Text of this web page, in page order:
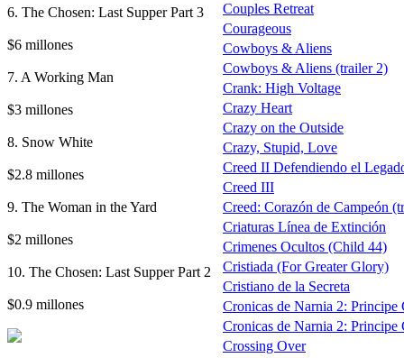
6. The Chosen: Last Supper Part 3
$6 millones
7. A Working Man
$3 millones
8. Snow White
$2.8 millones
9. The Woman in the Yard
$2 millones
10. The Chosen: Last Supper Part 2
$0.9 millones
Couples Retreat
Courageous
Cowboys & Aliens
Cowboys & Aliens (trailer 2)
Crank: High Voltage
Crazy Heart
Crazy on the Outside
Crazy, Stupid, Love
Creed II Defendiendo el
Creed III
Creed: Corazón de Campeón
Criaturas Línea de Extinción
Crimenes Ocultos (Child 44)
Cristiada (For Greater Glory)
Cristiano de la Secreta
Cronicas de Narnia 2: Principe
Cronicas de Narnia 2: Principe
Crossing Over